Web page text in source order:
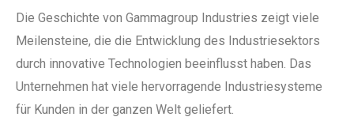
Die Geschichte von Gammagroup Industries zeigt viele
Meilensteine, die die Entwicklung des Industriesektors
durch innovative Technologien beeinflusst haben. Das
Unternehmen hat viele hervorragende Industriesysteme
für Kunden in der ganzen Welt geliefert.